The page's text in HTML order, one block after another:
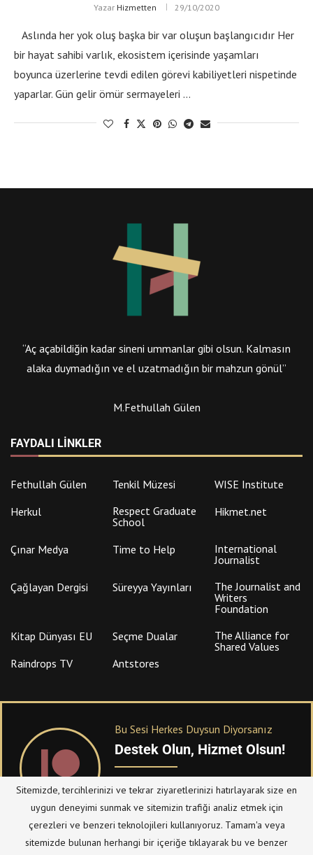
Yazar Hizmetten 29/10/2020
Aslında her yok oluş başka bir var oluşun başlangıcıdır Her
bir hayat sahibi varlık, ekosistem içerisinde yaşamları
boyunca üzerlerine tevdi edilen görevi kabiliyetleri nispetinde
yaparlar. Gün gelir ömür sermayeleri …
“Aç açabildiğin kadar sineni ummanlar gibi olsun. Kalmasın
alaka duymadığın ve el uzatmadığın bir mahzun gönül”
M.Fethullah Gülen
FAYDALI LINKLER
Fethullah Gülen Tenkil Müzesi
WISE Institute
Herkul
Respect Graduate
School
Hikmet.net
Çınar Medya Time to Help
International
Journalist
Çağlayan Dergisi
Süreyya Yayınları
The Journalist and
Writers
Foundation
Kitap Dünyası EU
Seçme Dualar
The Alliance for
Shared Values
Raindrops TV
Antstores
Bu Sesi Herkes Duysun Diyorsanız
Destek Olun, Hizmet Olsun!
PATREONüzerinden sitemize bağışta
bulanabilirsiniz.
Sitemizde, tercihlerinizi ve tekrar ziyaretlerinizi hatırlayarak size en
uygun deneyimi sunmak ve sitemizin trafiği analiz etmek için
çerezleri ve benzeri teknolojileri kullanıyoruz. Tamam'a veya
sitemizde bulunan herhangi bir içeriğe tıklayarak bu ve benzer